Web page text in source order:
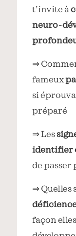
t’invite à
neuro-
⇒
fameux
si
préparé
⇒ Les
identifier
de passer
⇒ Quelles
façon